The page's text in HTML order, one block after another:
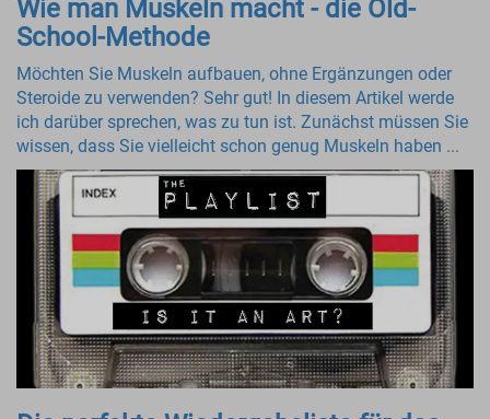
Wie man Muskeln macht - die Old-
School-Methode
Möchten Sie Muskeln aufbauen, ohne Ergänzungen oder
Steroide zu verwenden? Sehr gut! In diesem Artikel werde
ich darüber sprechen, was zu tun ist. Zunächst müssen Sie
wissen, dass Sie vielleicht schon genug Muskeln haben ...